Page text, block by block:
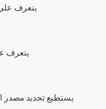
(4) يتعرف
(5)
(6) يستطيع تحديد